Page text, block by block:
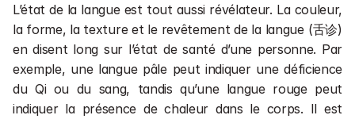
L’état de la langue est tout aussi révélateur. La couleur,
la forme, la texture et le revêtement de la langue (舌诊)
en disent long sur l’état de santé d’une personne. Par
exemple, une langue pâle peut indiquer une déficience
du Qi ou du sang, tandis qu’une langue rouge peut
indiquer la présence de chaleur dans le corps. Il est